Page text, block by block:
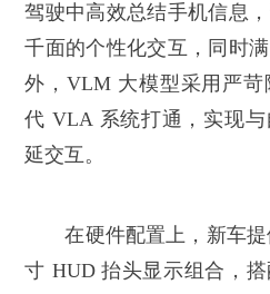
驾驶中高效总结手机信息
千面的个性化交互，同时
外，VLM 大模型采用严
代 VLA 系统打通，实现
延交互。
在硬件配置上，新车
寸 HUD 抬头显示组合，搭